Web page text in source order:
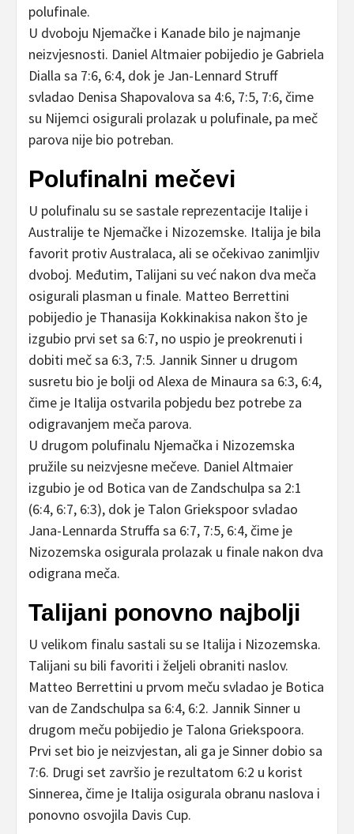
polufinale.
U dvoboju Njemačke i Kanade bilo je najmanje
neizvjesnosti. Daniel Altmaier pobijedio je Gabriela
Dialla sa 7:6, 6:4, dok je Jan-Lennard Struff
svladao Denisa Shapovalova sa 4:6, 7:5, 7:6, čime
su Nijemci osigurali prolazak u polufinale, pa meč
parova nije bio potreban.
Polufinalni mečevi
U polufinalu su se sastale reprezentacije Italije i
Australije te Njemačke i Nizozemske. Italija je bila
favorit protiv Australaca, ali se očekivao zanimljiv
dvoboj. Međutim, Talijani su već nakon dva meča
osigurali plasman u finale. Matteo Berrettini
pobijedio je Thanasija Kokkinakisa nakon što je
izgubio prvi set sa 6:7, no uspio je preokrenuti i
dobiti meč sa 6:3, 7:5. Jannik Sinner u drugom
susretu bio je bolji od Alexa de Minaura sa 6:3, 6:4,
čime je Italija ostvarila pobjedu bez potrebe za
odigravanjem meča parova.
U drugom polufinalu Njemačka i Nizozemska
pružile su neizvjesne mečeve. Daniel Altmaier
izgubio je od Botica van de Zandschulpa sa 2:1
(6:4, 6:7, 6:3), dok je Talon Griekspoor svladao
Jana-Lennarda Struffa sa 6:7, 7:5, 6:4, čime je
Nizozemska osigurala prolazak u finale nakon dva
odigrana meča.
Talijani ponovno najbolji
U velikom finalu sastali su se Italija i Nizozemska.
Talijani su bili favoriti i željeli obraniti naslov.
Matteo Berrettini u prvom meču svladao je Botica
van de Zandschulpa sa 6:4, 6:2. Jannik Sinner u
drugom meču pobijedio je Talona Griekspoora.
Prvi set bio je neizvjestan, ali ga je Sinner dobio sa
7:6. Drugi set završio je rezultatom 6:2 u korist
Sinnerea, čime je Italija osigurala obranu naslova i
ponovno osvojila Davis Cup.